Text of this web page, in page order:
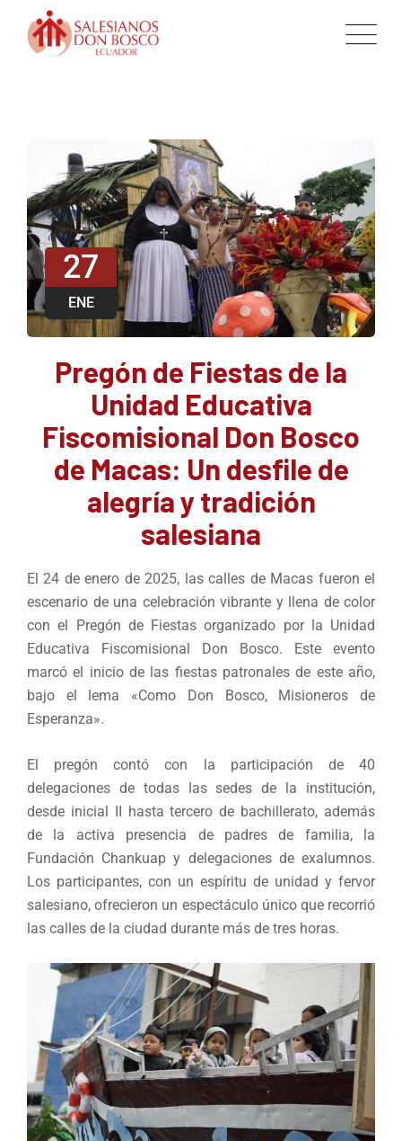
27
ENE
Pregón de Fiestas de la
Unidad Educativa
Fiscomisional Don Bosco
de Macas: Un desfile de
alegría y tradición
salesiana
El 24 de enero de 2025, las calles de Macas fueron el
escenario de una celebración vibrante y llena de color
con el Pregón de Fiestas organizado por la Unidad
Educativa Fiscomisional Don Bosco. Este evento
marcó el inicio de las fiestas patronales de este año,
bajo el lema «Como Don Bosco, Misioneros de
Esperanza».
El pregón contó con la participación de 40
delegaciones de todas las sedes de la institución,
desde inicial II hasta tercero de bachillerato, además
de la activa presencia de padres de familia, la
Fundación Chankuap y delegaciones de exalumnos.
Los participantes, con un espíritu de unidad y fervor
salesiano, ofrecieron un espectáculo único que recorrió
las calles de la ciudad durante más de tres horas.